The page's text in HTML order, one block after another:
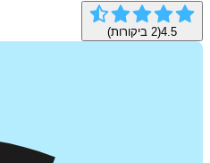
4.5
(
2 ביקורות)